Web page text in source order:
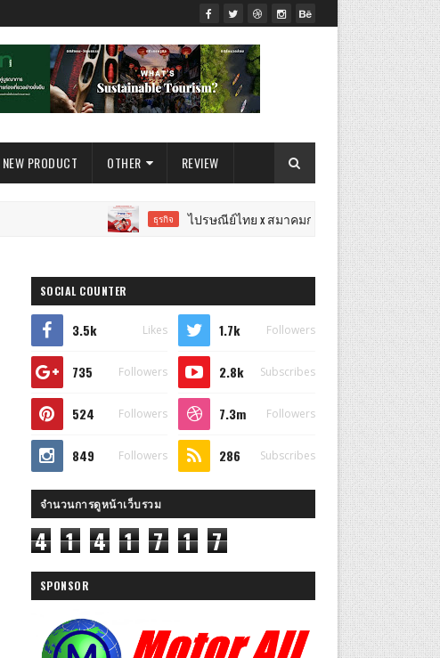
NEW PRODUCT OTHER REVIEW
ธุรกิจ ไปรษณีย์ไทย x สมาคมการตลาดฯ เปิดเวทีแจ้งเกิดนักกา
SOCIAL COUNTER
3.5k Likes 1.7k Followers
735 Followers 2.8k Subscribes
524 Followers 7.3m Followers
849 Followers 286 Subscribes
จำนวนการดูหน้าเว็บรวม
4 1 4 1 7 1 7
SPONSOR